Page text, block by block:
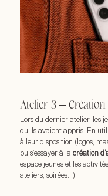
Atelier 3 – Création
Lors du dernier atelier, les
qu’ils avaient appris. En
à leur disposition (logos,
pu s’essayer à la création
espace jeunes et les
ateliers, soirées…).